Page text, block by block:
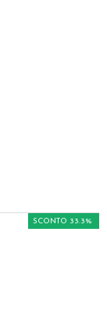
SCONTO 33.3%